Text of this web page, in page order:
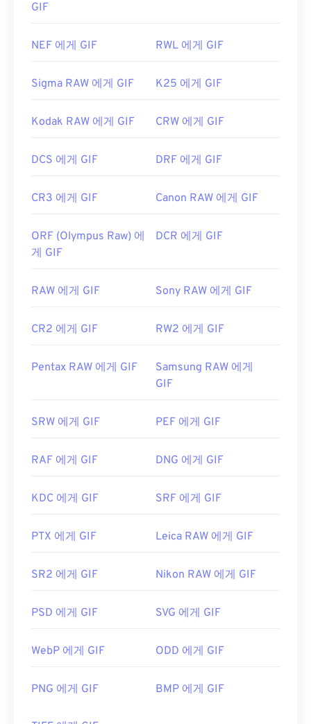
GIF
NEF 에게 GIF RWL 에게 GIF
Sigma RAW 에게 GIF K25 에게 GIF
Kodak RAW 에게 GIF CRW 에게 GIF
DCS 에게 GIF DRF 에게 GIF
CR3 에게 GIF Canon RAW 에게 GIF
ORF (Olympus Raw) 에
게 GIF
DCR 에게 GIF
RAW 에게 GIF Sony RAW 에게 GIF
CR2 에게 GIF RW2 에게 GIF
Pentax RAW 에게 GIF
Samsung RAW 에게
GIF
SRW 에게 GIF PEF 에게 GIF
RAF 에게 GIF DNG 에게 GIF
KDC 에게 GIF SRF 에게 GIF
PTX 에게 GIF Leica RAW 에게 GIF
SR2 에게 GIF Nikon RAW 에게 GIF
PSD 에게 GIF SVG 에게 GIF
WebP 에게 GIF ODD 에게 GIF
PNG 에게 GIF BMP 에게 GIF